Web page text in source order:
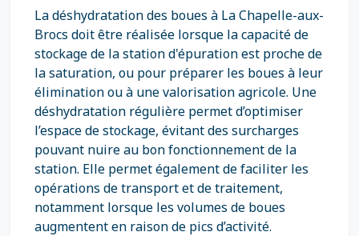
La déshydratation des boues à La Chapelle-aux-
Brocs doit être réalisée lorsque la capacité de
stockage de la station d'épuration est proche de
la saturation, ou pour préparer les boues à leur
élimination ou à une valorisation agricole. Une
déshydratation régulière permet d’optimiser
l’espace de stockage, évitant des surcharges
pouvant nuire au bon fonctionnement de la
station. Elle permet également de faciliter les
opérations de transport et de traitement,
notamment lorsque les volumes de boues
augmentent en raison de pics d’activité.